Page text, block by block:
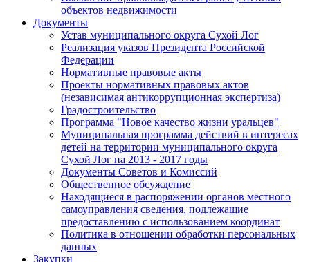
объектов недвижимости
Документы
Устав муниципального округа Сухой Лог
Реализация указов Президента Российской
Федерации
Нормативные правовые акты
Проекты нормативных правовых актов
(независимая антикоррупционная экспертиза)
Градостроительство
Программа "Новое качество жизни уральцев"
Муниципальная программа действий в интересах
детей на территории муниципального округа
Сухой Лог на 2013 - 2017 годы
Документы Советов и Комиссий
Общественное обсуждение
Находящиеся в распоряжении органов местного
самоуправления сведения, подлежащие
предоставлению с использованием координат
Политика в отношении обработки персональных
данных
Закупки